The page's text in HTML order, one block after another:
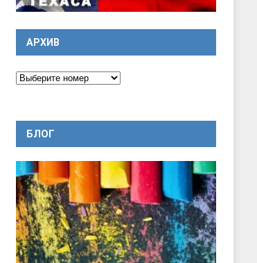
АРХИВ
БЛОГ